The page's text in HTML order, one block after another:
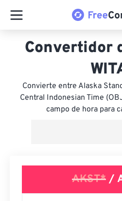
Convertidor
Convierte entre Alaska
Central Indonesian Time
campo de hora para
AKST*/